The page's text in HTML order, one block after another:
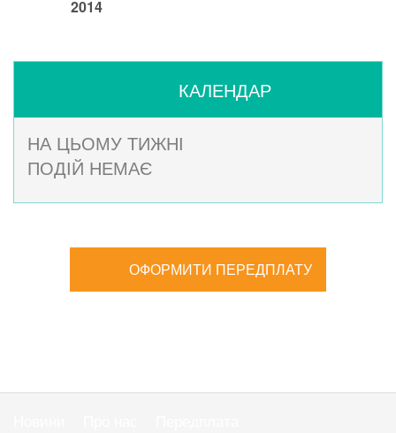
2014
КАЛЕНДАР
НА ЦЬОМУ ТИЖНІ
ПОДІЙ НЕМАЄ
ОФОРМИТИ ПЕРЕДПЛАТУ